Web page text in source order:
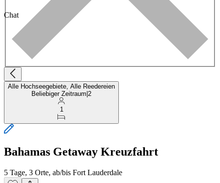
Chat
Alle Hochseegebiete, Alle Reedereien
Beliebiger Zeitraum 2
1
Bahamas Getaway Kreuzfahrt
5 Tage, 3 Orte, ab/bis Fort Lauderdale